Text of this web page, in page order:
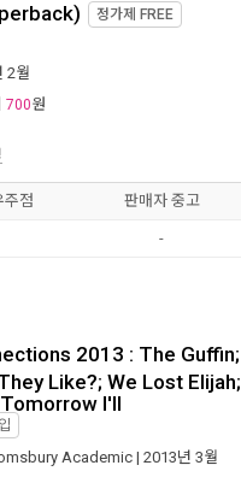
정가제 FREE
2월
700원
주점 판매자 중고
-
2013 : The Guffin;
Like?; We Lost Elijah;
I'll
Academic| 2013년 3월